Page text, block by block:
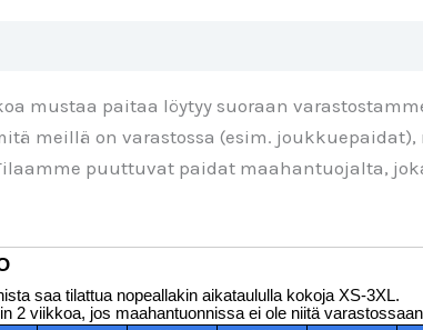
mustaa paitaa löytyy suoraan
meillä on varastossa (esim. joukkuepaidat),
puuttuvat paidat maahantuojalta,